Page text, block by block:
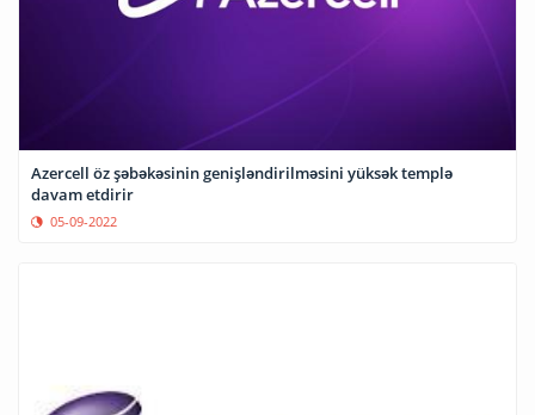
Azercell öz şəbəkəsinin genişləndirilməsini yüksək templə
davam etdirir
05-09-2022